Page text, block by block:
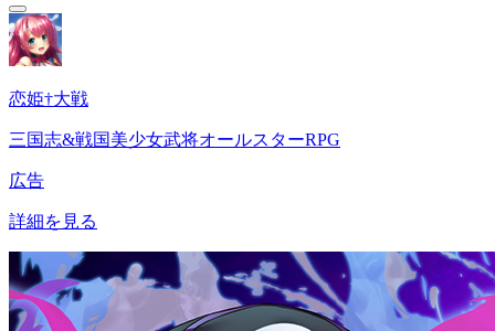
恋姫†大戦
三国志&戦国美少女武将オールスターRPG
広告
詳細を見る